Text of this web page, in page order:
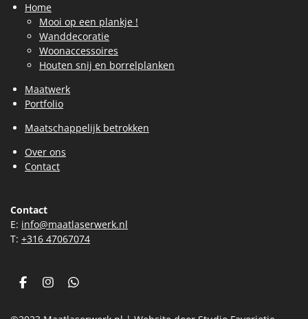
Home
Mooi op een plankje !
Wanddecoratie
Woonaccessoires
Houten snij en borrelplanken
Maatwerk
Portfolio
Maatschappelijk betrokken
Over ons
Contact
Contact
E: info@maatlaserwerk.nl
T: +316 47067074
F
I
W